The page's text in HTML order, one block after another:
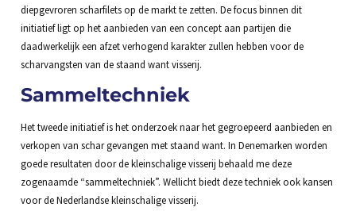
diepgevroren scharfilets op de markt te zetten. De focus binnen dit
initiatief ligt op het aanbieden van een concept aan partijen die
daadwerkelijk een afzet verhogend karakter zullen hebben voor de
scharvangsten van de staand want visserij.
Sammeltechniek
Het tweede initiatief is het onderzoek naar het gegroepeerd aanbieden en
verkopen van schar gevangen met staand want. In Denemarken worden
goede resultaten door de kleinschalige visserij behaald me deze
zogenaamde “sammeltechniek”. Wellicht biedt deze techniek ook kansen
voor de Nederlandse kleinschalige visserij.